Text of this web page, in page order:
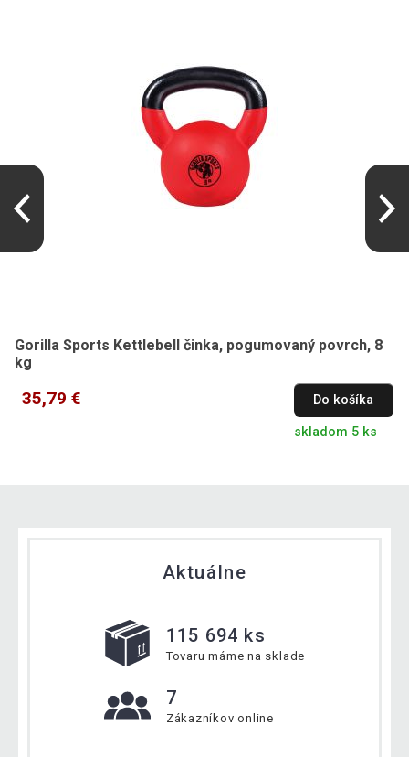
Gorilla Sports Kettlebell činka, pogumovaný povrch, 8
kg
35,79 € Do košíka
skladom 5 ks
Aktuálne
115 694 ks
Tovaru máme na sklade
7
Zákazníkov online